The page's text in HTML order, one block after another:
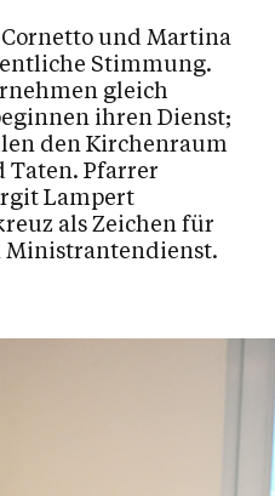
und Martina
Stimmung.
gleich
ihren Dienst;
den Kirchenraum
Pfarrer
Lampert
als Zeichen für
Ministrantendienst.